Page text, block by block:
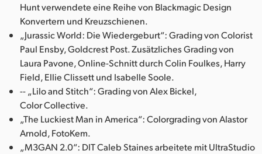
Hunt verwendete eine Reihe von Blackmagic Design
Konvertern und Kreuzschienen.
„Jurassic World: Die Wiedergeburt“: Grading von Colorist
Paul Ensby, Goldcrest Post. Zusätzliches Grading von
Laura Pavone, Online-Schnitt durch Colin Foulkes, Harry
Field, Ellie Clissett und Isabelle Soole.
-- „Lilo and Stitch“: Grading von Alex Bickel,
Color Collective.
„The Luckiest Man in America“: Colorgrading von Alastor
Arnold, FotoKem.
„M3GAN 2.0“: DIT Caleb Staines arbeitete mit UltraStudio